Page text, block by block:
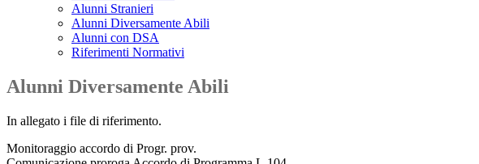
Alunni Stranieri
Alunni Diversamente Abili
Alunni con DSA
Riferimenti Normativi
Alunni Diversamente Abili
In allegato i file di riferimento.
Monitoraggio accordo di Progr. prov.